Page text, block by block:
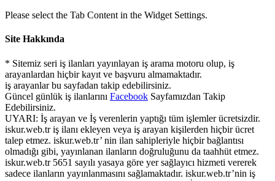
Please select the Tab Content in the Widget Settings.
Site Hakkında
* Sitemiz seri iş ilanları yayınlayan iş arama motoru olup, iş
arayanlardan hiçbir kayıt ve başvuru almamaktadır.
iş arayanlar bu sayfadan takip edebilirsiniz.
Güncel günlük iş ilanlarını Facebook Sayfamızdan Takip
Edebilirsiniz.
UYARI: İş arayan ve İş verenlerin yaptığı tüm işlemler ücretsizdir.
iskur.web.tr iş ilanı ekleyen veya iş arayan kişilerden hiçbir ücret
talep etmez. iskur.web.tr’ nin ilan sahipleriyle hiçbir bağlantısı
olmadığı gibi, yayınlanan ilanların doğruluğunu da taahhüt etmez.
iskur.web.tr 5651 sayılı yasaya göre yer sağlayıcı hizmeti vererek
sadece ilanların yayınlanmasını sağlamaktadır. iskur.web.tr’nin iş